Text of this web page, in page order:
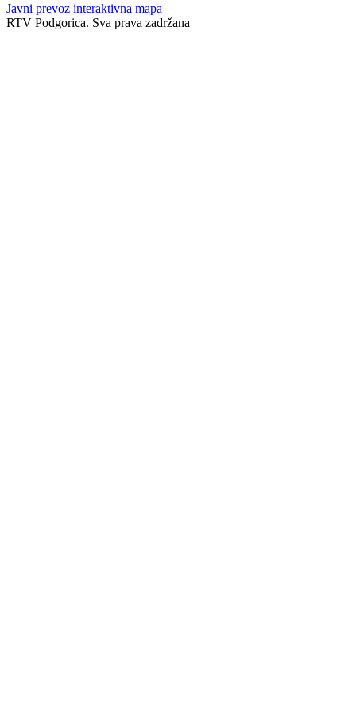
Javni prevoz interaktivna mapa
RTV Podgorica. Sva prava zadržana